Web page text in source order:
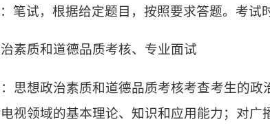
笔试，根据给定题目，按照要求答题。考试
素质和道德品质考核、专业面试
思想政治素质和道德品质考核考查考生的
视领域的基本理论、知识和应用能力；对